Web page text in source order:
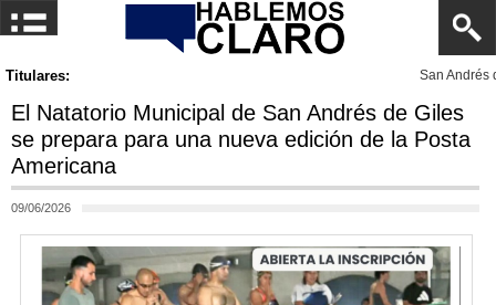
Titulares: San Andrés de Giles: Finalizó el Torneo Apertura 2026
El Natatorio Municipal de San Andrés de Giles
se prepara para una nueva edición de la Posta
Americana
09/06/2026